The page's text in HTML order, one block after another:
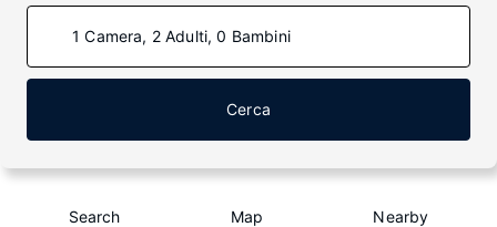
1 Camera, 2 Adulti, 0 Bambini
Cerca
Search Map Nearby